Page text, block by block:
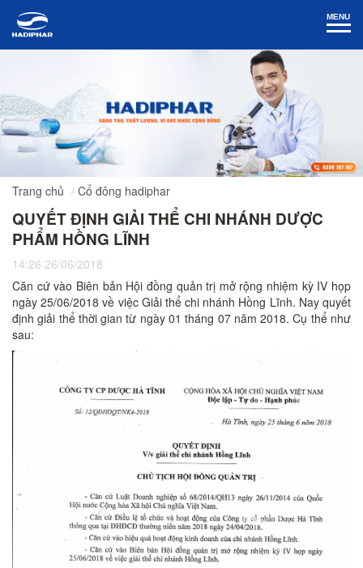
MENU
Trang chủ Cổ đông hadiphar
QUYẾT ĐỊNH GIẢI THỂ CHI NHÁNH DƯỢC
PHẨM HỒNG LĨNH
14:26 26/06/2018
Căn cứ vào Biên bản Hội đồng quản trị mở rộng nhiệm kỳ IV họp
ngày 25/06/2018 về việc Giải thể chi nhánh Hồng Lĩnh. Nay quyết
định giải thể thời gian từ ngày 01 tháng 07 năm 2018. Cụ thể như
sau: